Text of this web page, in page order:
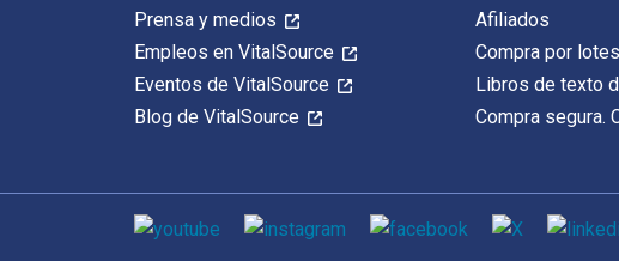
Prensa y medios
Empleos en VitalSource
Eventos de VitalSource
Blog de VitalSource
Afiliados
Compra por lotes
Libros de texto
Compra segura.
Medios de comunicación social